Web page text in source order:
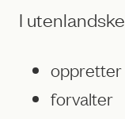
I
oppretter
forvalter